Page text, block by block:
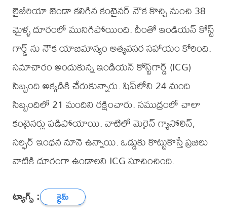
లైబీరియా జెండా కలిగిన కంటైనర్ నౌక కొచ్చి నుంచి 38
మైళ్ళ దూరంలో మునిగిపోయింది. దీంతో ఇండియన్ కోస్ట్
గార్డ్ ను నౌక యాజమాన్యం అత్యవసర సహాయం కోరింది.
సమాచారం అందుకున్న ఇండియన్ కోస్ట్‌గార్డ్ (ICG)
సిబ్బంది అక్కడికి చేరుకున్నారు. షిప్‌లోని 24 మంది
సిబ్బందిలో 21 మందిని రక్షించారు. సముద్రంలో చాలా
కంటైనర్లు పడిపోయాయి. వాటిలో మెరైన్ గ్యాసోలిన్,
సల్ఫర్ ఇంధన నూనె ఉన్నాయి. ఒడ్డుకు కొట్టుకొస్తే ప్రజలు
వాటికి దూరంగా ఉండాలని ICG సూచించింది.
ట్యాగ్స్ : క్రైమ్